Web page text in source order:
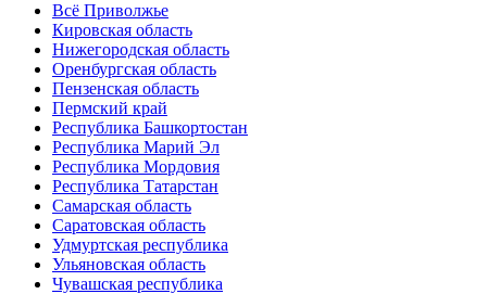
Всё Приволжье
Кировская область
Нижегородская область
Оренбургская область
Пензенская область
Пермский край
Республика Башкортостан
Республика Марий Эл
Республика Мордовия
Республика Татарстан
Самарская область
Саратовская область
Удмуртская республика
Ульяновская область
Чувашская республика